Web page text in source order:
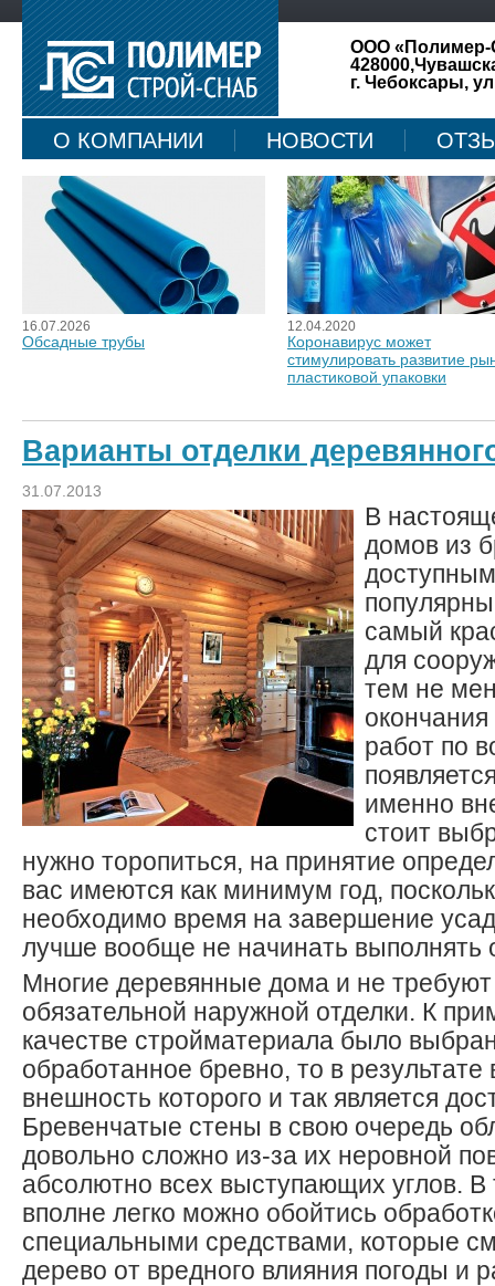
ООО «Полимер-
г. Чебоксары,
О КОМПАНИИ НОВОСТИ
КАРТА САЙТА
16.07.2026
Обсадные трубы
12.04.2020
Коронавирус может
стимулировать развитие
пластиковой упаковки
Варианты отделки
31.07.2013
В
домов из
самый
для
тем не
работ по
именно
стоит
нужно торопиться, на принятие
вас имеются как минимум год,
необходимо время на завершение
лучше вообще не начинать выполнять
Многие деревянные дома и не
обязательной наружной отделки. К
качестве стройматериала было
обработанное бревно, то в
внешность которого и так является
Бревенчатые стены в свою очередь
довольно сложно из-за их неровной
абсолютно всех выступающих углов. В
вполне легко можно обойтись
специальными средствами, которые
дерево от вредного влияния погоды и